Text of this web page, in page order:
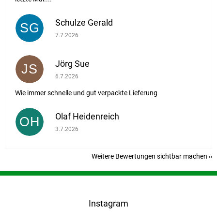
SG Schulze Gerald
Die Shop-Bewertung beträgt 5 von 5 Sternen.
7.7.2026
JS Jörg Sue
Die Shop-Bewertung beträgt 5 von 5 Sternen.
6.7.2026
Wie immer schnelle und gut verpackte Lieferung
OH Olaf Heidenreich
Die Shop-Bewertung beträgt 5 von 5 Sternen.
3.7.2026
Weitere Bewertungen sichtbar machen
F
Instagram